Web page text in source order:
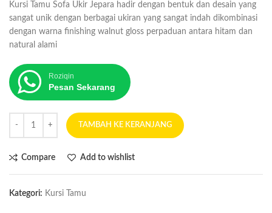
Kursi Tamu Sofa Ukir Jepara hadir dengan bentuk dan desain yang
sangat unik dengan berbagai ukiran yang sangat indah dikombinasi
dengan warna finishing walnut gloss perpaduan antara hitam dan
natural alami
Roziqin
Pesan Sekarang
TAMBAH KE KERANJANG
Compare Add to wishlist
Kategori: Kursi Tamu